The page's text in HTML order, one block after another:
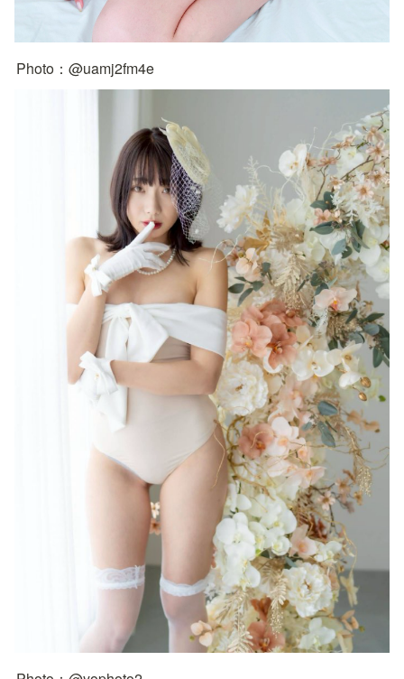
Photo：@uamj2fm4e